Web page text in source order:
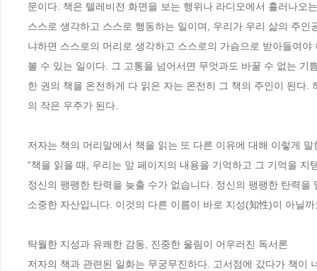
문이다. 책은 텔레비전 화면을 보는 행위나 라디오에서 흘러나오
스스로 생각하고 스스로 행동하는 일이며, 우리가 우리 삶의 주
냐하면 스스로의 머리로 생각하고 스스로의 가슴으로 받아들여
볼 수 있는 일이다. 그 고통을 넘어서면 무엇과도 바꿀 수 없는 기
한 권의 책을 온전하게 다 읽은 자는 온전히 그 책의 주인이 된다
의 작은 우주가 된다.
저자는 책의 머리말에서 책을 읽는 또 다른 이유에 대해 이렇게
“책을 읽을 때, 우리는 앞 페이지의 내용을 기억하고 그 기억을
정신의 팽팽한 탄력을 늦출 수가 없습니다. 정신의 팽팽한 탄력
소중한 자산입니다. 이것의 다른 이름이 바로 지성(知性)이 아닐까
탁월한 지성과 유쾌한 감동, 진중한 울림이 어우러진 독서론
저자의 책과 관련된 일화는 무궁무진하다. 고서점에 갔다가 책이